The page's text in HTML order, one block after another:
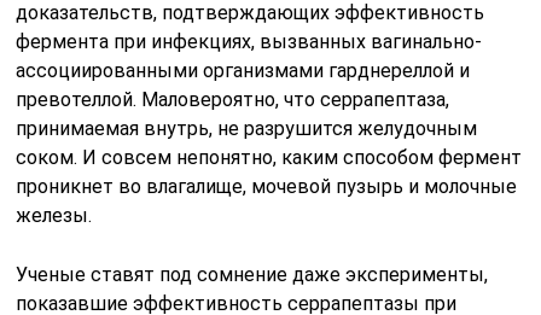
доказательств, подтверждающих эффективность
фермента при инфекциях, вызванных вагинально-
ассоциированными организмами гарднереллой и
превотеллой. Маловероятно, что серрапептаза,
принимаемая внутрь, не разрушится желудочным
соком. И совсем непонятно, каким способом фермент
проникнет во влагалище, мочевой пузырь и молочные
железы.
Ученые ставят под сомнение даже эксперименты,
показавшие эффективность серрапептазы при